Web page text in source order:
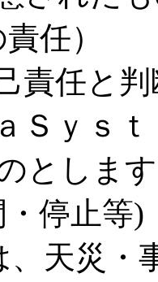
任）
責任と
Ｓｙｓ
としま
停止等)
、天災